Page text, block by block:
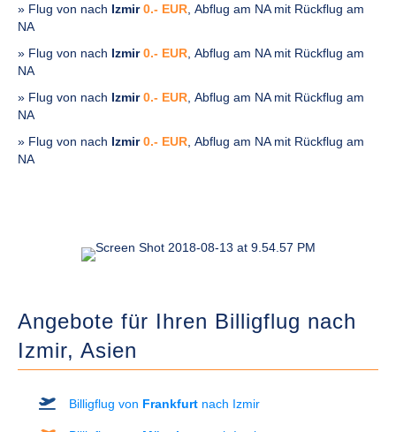
» Flug von nach Izmir 0.- EUR , Abflug am NA mit Rückflug am
NA
» Flug von nach Izmir 0.- EUR , Abflug am NA mit Rückflug am
NA
» Flug von nach Izmir 0.- EUR , Abflug am NA mit Rückflug am
NA
» Flug von nach Izmir 0.- EUR , Abflug am NA mit Rückflug am
NA
Angebote für Ihren Billigflug nach
Izmir, Asien
Billigflug von Frankfurt nach Izmir